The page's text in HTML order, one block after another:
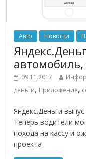
Авто Новости
09.11.2017
деньги, Приложение,
Яндекс.Деньги
Теперь водители
похода на кассу и
проекта